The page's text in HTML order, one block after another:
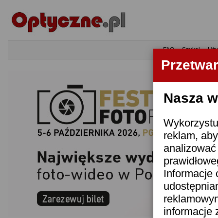
Nasza
reklam,
Informacje
informacje
•FAQ•Szukaj•